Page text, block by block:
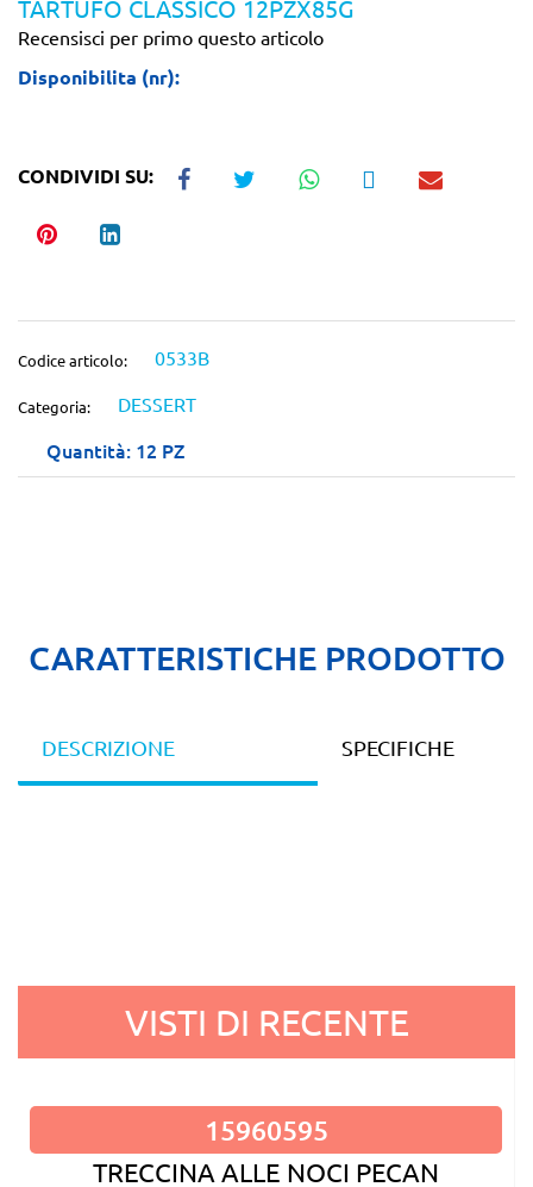
TARTUFO CLASSICO 12PZX85G
Recensisci per primo questo articolo
Disponibilita (nr):
CONDIVIDI SU:
Codice articolo: 0533B
Categoria: DESSERT
Quantità: 12 PZ
CARATTERISTICHE PRODOTTO
DESCRIZIONE SPECIFICHE
VISTI DI RECENTE
15960595
TRECCINA ALLE NOCI PECAN